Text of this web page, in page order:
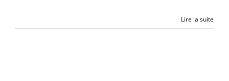
Lire la suite